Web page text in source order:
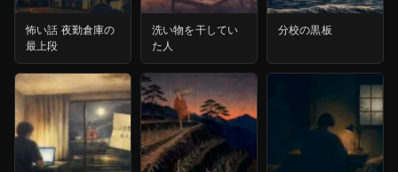
怖い話 夜勤倉庫の
最上段
洗い物を干してい
た人
分校の黒板